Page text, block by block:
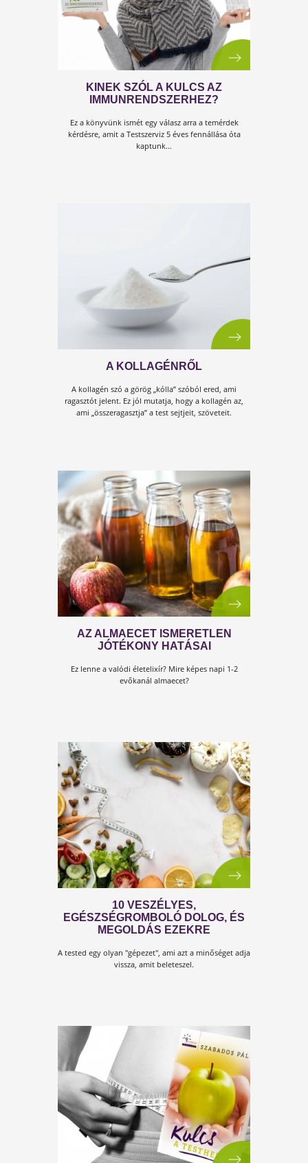
A só nem egészségtelen, hanem az élet egyik
alapeleme, csakúgy, mint a víz vagy a levegő. Nem
mindegy azonban, hogy milyen sót fogyasztunk.
2020 A TE ÉVED! – AZONNALI
TIPPEK AZ
Az év indulásakor, nem csak mint magánember
teszünk ígéretet magunknak, hanem az életünk
területeit is érintjük.
2020 A TE ÉVED! – AZONNALI
TIPPEK AZ
Megjelent a Testszerviz „Kulcs…” sorozat legújabb
darabja.